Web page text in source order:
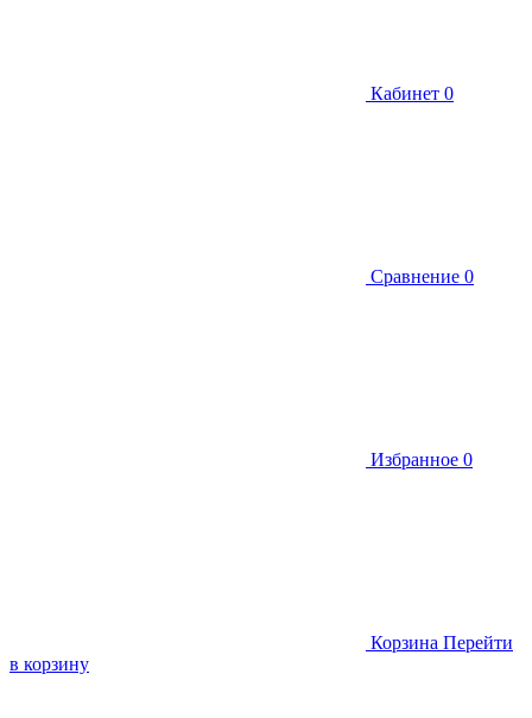
Кабинет 0
Сравнение 0
Избранное 0
Корзина Перейти
в корзину